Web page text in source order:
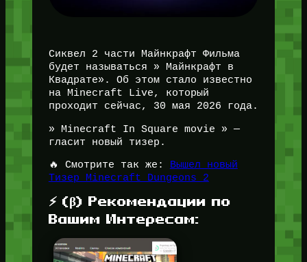
Сиквел 2 части Майнкрафт Фильма
будет называться » Майнкрафт в
Квадрате». Об этом стало известно
на Minecraft Live, который
проходит сейчас, 30 мая 2026 года.
» Minecraft In Square movie » —
гласит новый тизер.
🔥 Смотрите так же: Вышел новый
Тизер Minecraft Dungeons 2
⚡ (β) Рекомендации по
Вашим Интересам: